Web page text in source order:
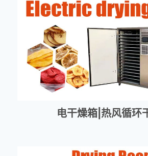
电干燥箱|热风循环